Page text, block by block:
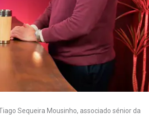
Sequeira Mousinho, associado sénior da